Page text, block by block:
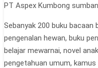
PT Aspex Kumbong
Sebanyak 200 buku bacaan
pengenalan hewan, buku
belajar mewarnai, novel
pengetahuan umum,